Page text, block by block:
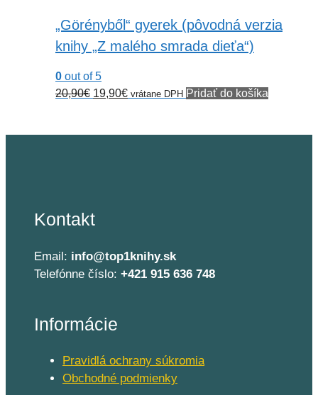
„Görényből“ gyerek (pôvodná verzia
knihy „Z malého smrada dieťa“)
0 out of 5
20,90€ Pôvodná
19,90€Aktuálna
vrátane DPH Pridať do košíka
Kontakt
Email: info@top1knihy.sk
Telefónne číslo: +421 915 636 748
Informácie
Pravidlá ochrany súkromia
Obchodné podmienky